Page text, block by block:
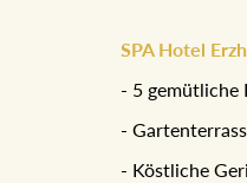
SPA Hotel
- 5 gemütliche
-
- Köstliche